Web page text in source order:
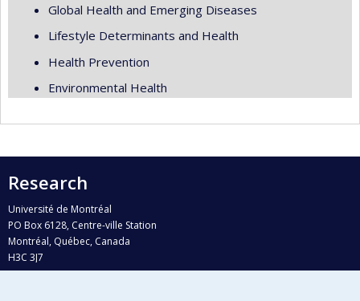
Global Health and Emerging Diseases
Lifestyle Determinants and Health
Health Prevention
Environmental Health
Research
Université de Montréal
PO Box 6128, Centre-ville Station
Montréal, Québec, Canada
H3C 3J7